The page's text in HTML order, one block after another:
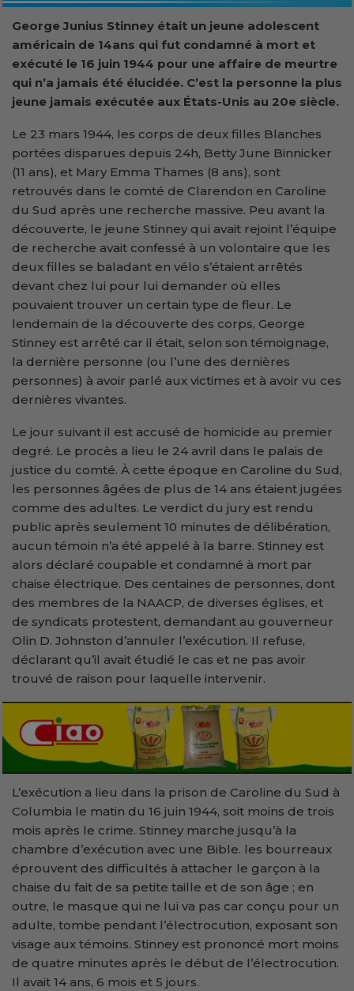
George Junius Stinney était un jeune adolescent
américain de 14ans qui fut condamné à mort et
exécuté le 16 juin 1944 pour une affaire de meurtre
qui n’a jamais été élucidée. C’est la personne la plus
jeune jamais exécutée aux États-Unis au 20e siècle.
Le 23 mars 1944, les corps de deux filles Blanches
portées disparues depuis 24h, Betty June Binnicker
(11 ans), et Mary Emma Thames (8 ans), sont
retrouvés dans le comté de Clarendon en Caroline
du Sud après une recherche massive. Peu avant la
découverte, le jeune Stinney qui avait rejoint l’équipe
de recherche avait confessé à un volontaire que les
deux filles se baladant en vélo s’étaient arrêtés
devant chez lui pour lui demander où elles
pouvaient trouver un certain type de fleur. Le
lendemain de la découverte des corps, George
Stinney est arrêté car il était, selon son témoignage,
la dernière personne (ou l’une des dernières
personnes) à avoir parlé aux victimes et à avoir vu ces
dernières vivantes.
Le jour suivant il est accusé de homicide au premier
degré. Le procès a lieu le 24 avril dans le palais de
justice du comté. À cette époque en Caroline du Sud,
les personnes âgées de plus de 14 ans étaient jugées
comme des adultes. Le verdict du jury est rendu
public après seulement 10 minutes de délibération,
aucun témoin n’a été appelé à la barre. Stinney est
alors déclaré coupable et condamné à mort par
chaise électrique. Des centaines de personnes, dont
des membres de la NAACP, de diverses églises, et
de syndicats protestent, demandant au gouverneur
Olin D. Johnston d’annuler l’exécution. Il refuse,
déclarant qu’il avait étudié le cas et ne pas avoir
trouvé de raison pour laquelle intervenir.
L’exécution a lieu dans la prison de Caroline du Sud à
Columbia le matin du 16 juin 1944, soit moins de trois
mois après le crime. Stinney marche jusqu’à la
chambre d’exécution avec une Bible. les bourreaux
éprouvent des difficultés à attacher le garçon à la
chaise du fait de sa petite taille et de son âge ; en
outre, le masque qui ne lui va pas car conçu pour un
adulte, tombe pendant l’électrocution, exposant son
visage aux témoins. Stinney est prononcé mort moins
de quatre minutes après le début de l’électrocution.
Il avait 14 ans, 6 mois et 5 jours.